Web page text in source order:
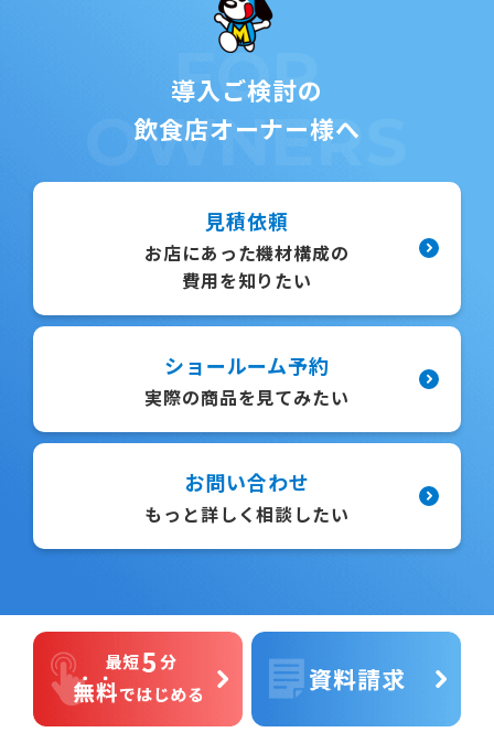
導入ご検討の
飲食店オーナー様へ
FOR
OWNERS
見積依頼
お店にあった機材構成の
費用を知りたい
ショールーム予約
実際の商品を見てみたい
お問い合わせ
もっと詳しく相談したい